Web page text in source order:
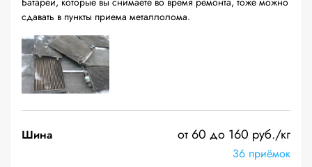
сдавать в пункты приема металлолома.
Шина от 60 до 160 руб./кг
36 приёмок